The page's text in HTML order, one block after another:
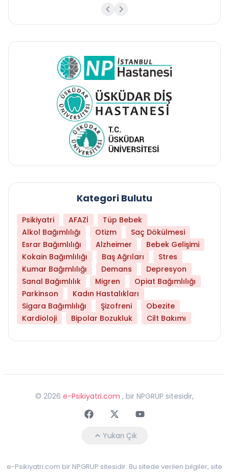
Kategori Bulutu
Psikiyatri AFAZİ
Tüp Bebek
Alkol Bağımlılığı
Otizm
Saç Dökülmesi
Esrar Bağımlılığı
Alzheimer
Bebek Gelişimi
Kokain Bağımlılığı
Baş Ağrıları
Stres
Kumar Bağımlılığı
Demans
Depresyon
Sanal Bağımlılık
Migren
Opiat Bağımlılığı
Parkinson
Kadın Hastalıkları
Sigara Bağımlılığı
Şizofreni
Obezite
Kardioloji
Bipolar Bozukluk Cilt Bakımı
© 2026 e-Psikiyatri.com , bir NPGRUP sitesidir,
FaceebokTwitterYoutube
Yukarı Çık
e-Psikiyatri.com bir NPGRUP sitesidir. Bu sitede verilen bilgiler, site